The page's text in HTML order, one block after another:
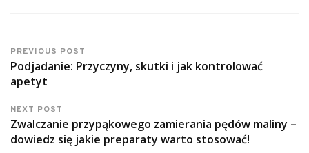
PREVIOUS POST
Podjadanie: Przyczyny, skutki i jak kontrolować
apetyt
NEXT POST
Zwalczanie przypąkowego zamierania pędów maliny –
dowiedz się jakie preparaty warto stosować!